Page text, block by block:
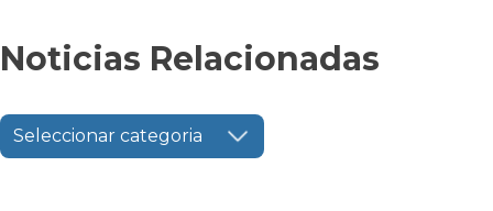
Noticias Relacionadas
Seleccionar categoria